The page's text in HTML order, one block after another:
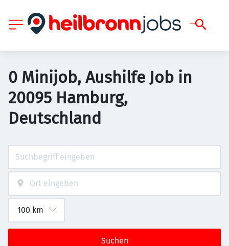
0 Minijob, Aushilfe Job in
20095 Hamburg,
Deutschland
Suchen